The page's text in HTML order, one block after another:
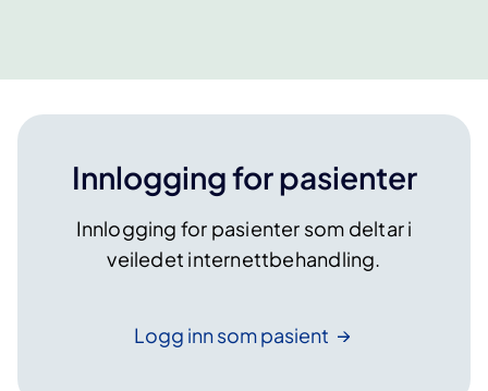
Innlogging for pasienter
Innlogging for pasienter som deltar i
veiledet internettbehandling.
Logg inn sompasient